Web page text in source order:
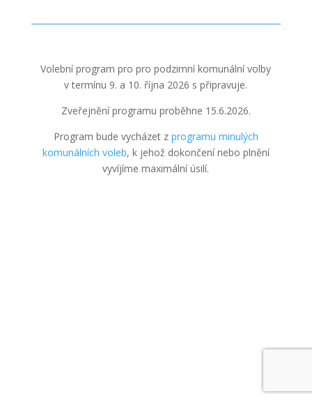
Volební program pro pro podzimní komunální volby
v termínu 9. a 10. října 2026 s připravuje.
Zveřejnění programu proběhne 15.6.2026.
Program bude vycházet z programu minulých
komunálních voleb, k jehož dokončení nebo plnění
vyvíjíme maximální úsilí.